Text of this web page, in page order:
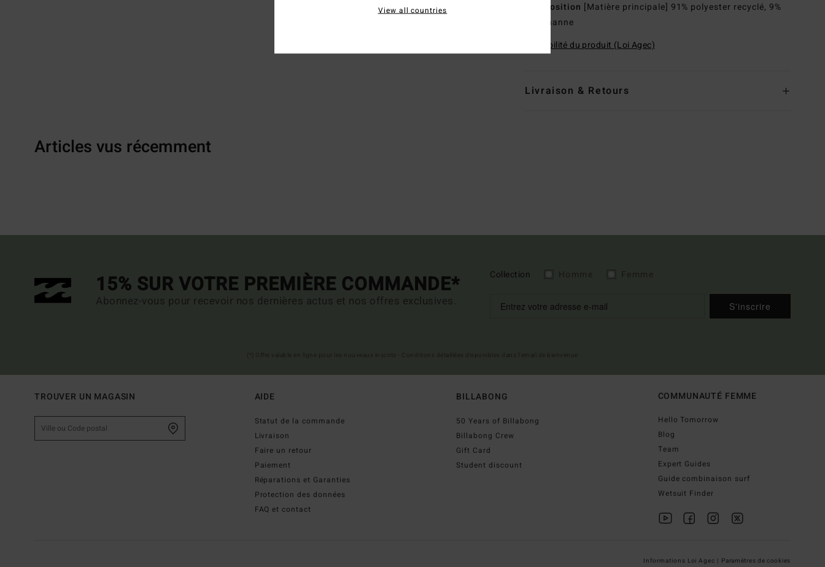
Composition [Matière principale] 91% polyester recyclé, 9%
Élasthanne
Traçabilité du produit (Loi Agec)
Livraison & Retours
Articles vus récemment
15% SUR VOTRE PREMIÈRE COMMANDE*
Abonnez-vous pour recevoir nos dernières actus et nos offres exclusives.
Collection
S'inscrire
TROUVER UN MAGASIN AIDE
Statut de la commande
Livraison
Faire un retour
Paiement
Réparations et Garanties
Protection des données
FAQ et contact
BILLABONG
50 Years of Billabong
Billabong Crew
Gift Card
Student discount
COMMUNAUTÉ FEMME
Hello Tomorrow
Blog
Team
Expert Guides
Guide combinaison surf
Wetsuit Finder
Informations Loi Agec | Paramètres de cookies
View all countries